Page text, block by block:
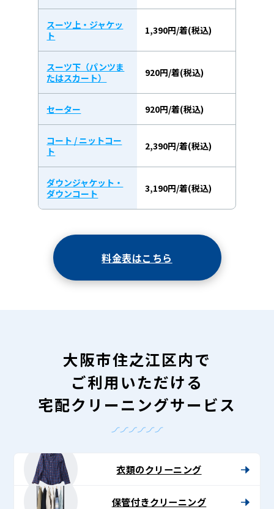
スーツ上・ジャケッ
ト
1,390円/着(税込)
スーツ下（パンツま
たはスカート）
920円/着(税込)
セーター 920円/着(税込)
コート / ニットコー
ト
2,390円/着(税込)
ダウンジャケット・
ダウンコート
3,190円/着(税込)
料金表はこちら
大阪市住之江区内で
ご利用いただける
宅配クリーニングサービス
衣類のクリーニング
保管付きクリーニング